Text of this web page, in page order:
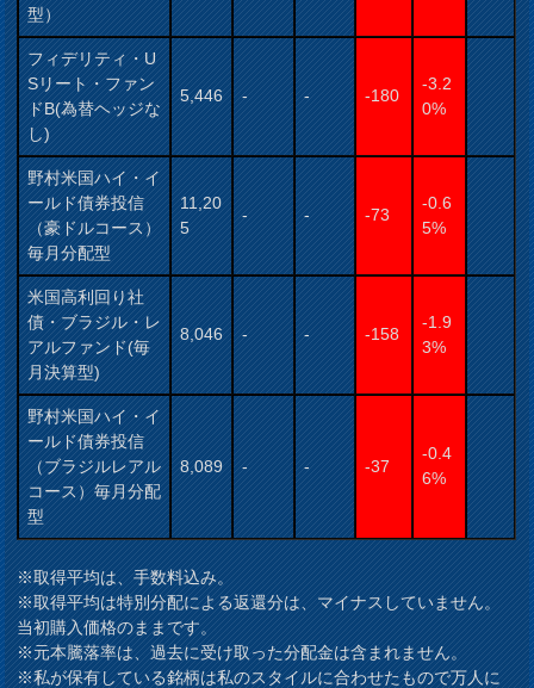
型）
フィデリティ・U
Sリート・ファン
ドB(為替ヘッジな
し)
5,446 - - -180
-3.2
0%
野村米国ハイ・イ
ールド債券投信
（豪ドルコース）
毎月分配型
11,20
5
- - -73
-0.6
5%
米国高利回り社
債・ブラジル・レ
アルファンド(毎
月決算型)
8,046 - - -158
-1.9
3%
野村米国ハイ・イ
ールド債券投信
（ブラジルレアル
コース）毎月分配
型
8,089 - - -37
-0.4
6%
※取得平均は、手数料込み。
※取得平均は特別分配による返還分は、マイナスしていません。
当初購入価格のままです。
※元本騰落率は、過去に受け取った分配金は含まれません。
※私が保有している銘柄は私のスタイルに合わせたもので万人に